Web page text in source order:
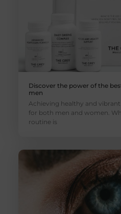
Discover the power of the
men
Achieving healthy and
for both men and women.
routine is